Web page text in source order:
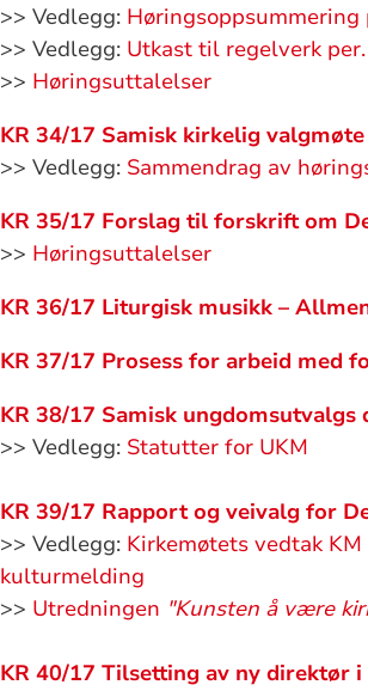
>> Vedlegg:
>> Vedlegg: Utkast til regelverk
>> Høringsuttalelser
KR 34/17 Samisk kirkelig valgmøte
>> Vedlegg: Sammendrag av
KR 35/17 Forslag til forskrift om
>> Høringsuttalelser
KR 36/17 Liturgisk musikk –
KR 37/17 Prosess for arbeid med
KR 38/17 Samisk ungdomsutvalgs
>> Vedlegg: Statutter for UKM
KR 39/17 Rapport og veivalg for
>> Vedlegg: Kirkemøtets vedtak
kulturmelding
>> Utredningen "Kunsten å være
KR 40/17 Tilsetting av ny direktør